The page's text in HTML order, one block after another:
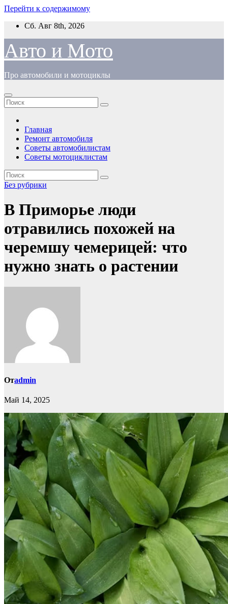
Перейти к содержимому
Сб. Авг 8th, 2026
Авто и Мото
Про автомобили и мотоциклы
Главная
Ремонт автомобиля
Советы автомобилистам
Советы мотоциклистам
Без рубрики
В Приморье люди
отравились похожей на
черемшу чемерицей: что
нужно знать о растении
Отadmin
Май 14, 2025